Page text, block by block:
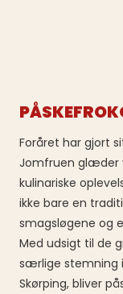
Foråret har gjort
Jomfruen glæder
kulinariske
ikke bare en
smagsløgene og
Med udsigt til de
særlige stemning
Skørping, bliver